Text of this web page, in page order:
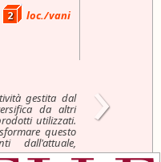
2 loc./vani
gestita dal
da altri
utilizzati.
questo
dall'attuale,
›